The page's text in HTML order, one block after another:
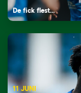
De fick flest…
11 JUNI